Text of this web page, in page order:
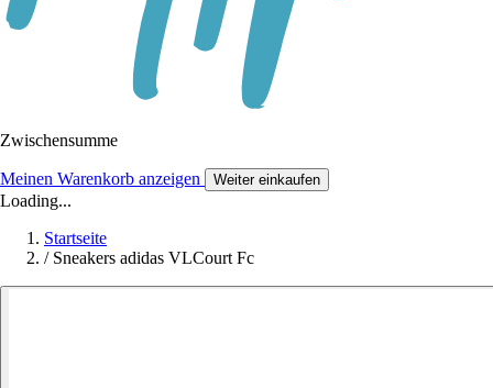
Zwischensumme
Meinen Warenkorb anzeigen Weiter einkaufen
Loading...
Startseite
/ Sneakers adidas VLCourt Fc